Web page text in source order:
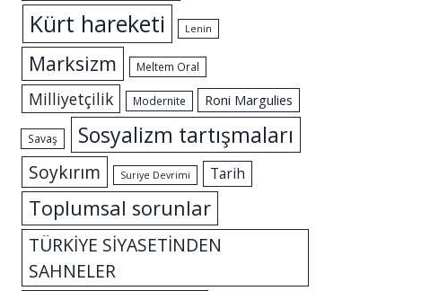
Kürt hareketi Lenin
Marksizm Meltem Oral
Milliyetçilik Modernite Roni Margulies
Savaş Sosyalizm tartışmaları
Soykırım Suriye Devrimi Tarih
Toplumsal sorunlar
TÜRKİYE SİYASETİNDEN
SAHNELER